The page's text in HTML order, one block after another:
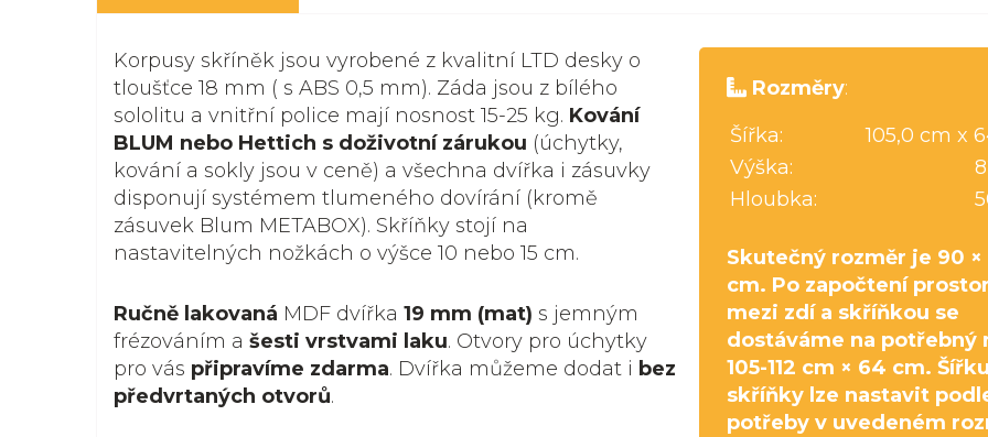
Rozměry:
Šířka:
105,0 cm x
Výška:
Hloubka:
Skutečný rozměr je 90 ×
cm. Po započtení
mezi zdí a skříňkou se
dostáváme na potřebný
105-112 cm × 64 cm.
skříňky lze nastavit
potřeby v uvedeném
Korpusy skříněk jsou vyrobené z kvalitní LTD desky o
tloušťce 18 mm ( s ABS 0,5 mm). Záda jsou z bílého
sololitu a vnitřní police mají nosnost 15-25 kg. Kování
BLUM nebo Hettich s doživotní zárukou (úchytky,
kování a sokly jsou v ceně) a všechna dvířka i zásuvky
disponují systémem tlumeného dovírání (kromě
zásuvek Blum METABOX). Skříňky stojí na
nastavitelných nožkách o výšce 10 nebo 15 cm.
Ručně lakovaná MDF dvířka 19 mm (mat) s jemným
frézováním a šesti vrstvami laku. Otvory pro úchytky
pro vás připravíme zdarma. Dvířka můžeme dodat i bez
předvrtaných otvorů.